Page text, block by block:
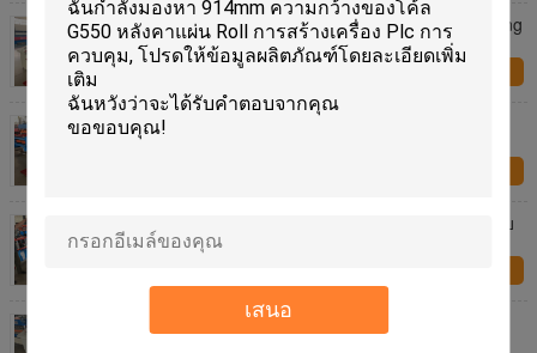
เสนอ
75 มม Main Shaft Button Touch Screen Roll Forming
Machine สําหรับโลหะ 0.3-0.6 มม.
0.3-0.6mm 5.5KW พลังงานสองชั้นกล่องการสร้าง
เครื่องจักร
Plc การควบคุมเครื่องปานล์ผนังโลหะ 12 สถานีสําหรับ
อุตสาหกรรมอาคาร
สายการผลิตเครื่องขึ้นรูปแผงผนังด้านหน้าแบบมีช่อง
ระบายอากาศ